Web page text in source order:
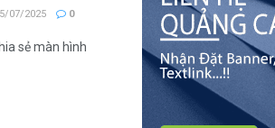
07/2025 0
sẻ màn hình